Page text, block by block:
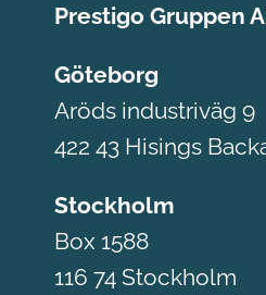
Prestigo Gruppen
Göteborg
Aröds industriväg 9
422 43 Hisings
Stockholm
Box 1588
116 74 Stockholm